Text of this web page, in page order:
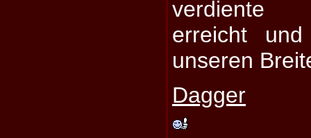
verdiente
erreicht
unseren
Dagger